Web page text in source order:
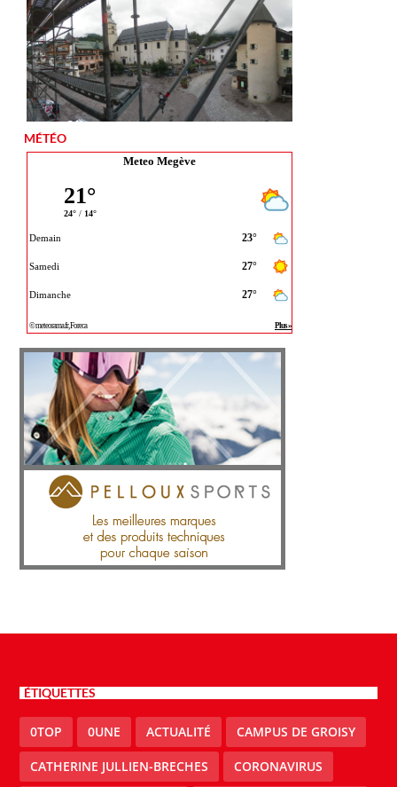
MÉTÉO
Meteo Megève
ÉTIQUETTES
0TOP 0UNE ACTUALITÉ CAMPUS DE GROISY
CATHERINE JULLIEN-BRECHES CORONAVIRUS